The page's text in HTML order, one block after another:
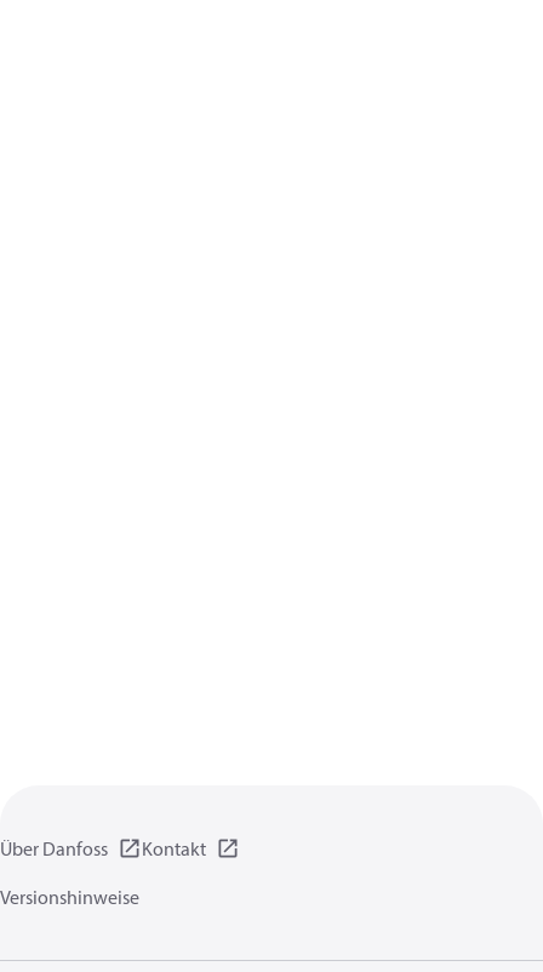
Über Danfoss
Kontakt
Versionshinweise